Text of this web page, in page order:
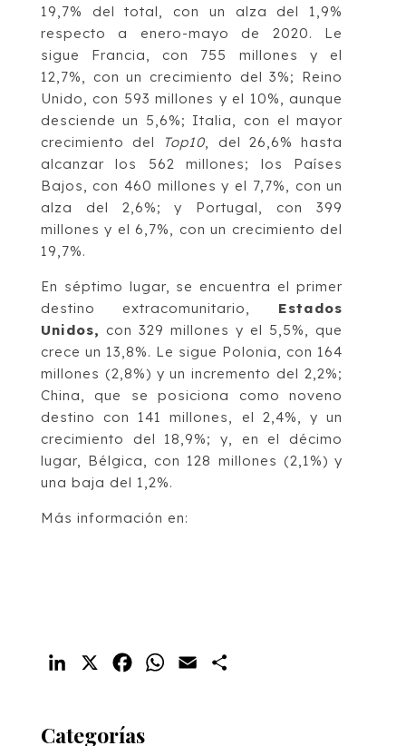
19,7% del total, con un alza del 1,9%
respecto a enero-mayo de 2020. Le
sigue Francia, con 755 millones y el
12,7%, con un crecimiento del 3%; Reino
Unido, con 593 millones y el 10%, aunque
desciende un 5,6%; Italia, con el mayor
crecimiento del
Top10, del 26,6% hasta
alcanzar los 562 millones; los Países
Bajos, con 460 millones y el 7,7%, con un
alza del 2,6%; y Portugal, con 399
millones y el 6,7%, con un crecimiento del
19,7%.
En séptimo lugar, se encuentra el primer
destino extracomunitario, Estados
Unidos, con 329 millones y el 5,5%, que
crece un 13,8%. Le sigue Polonia, con 164
millones (2,8%) y un incremento del 2,2%;
China, que se posiciona como noveno
destino con 141 millones, el 2,4%, y un
crecimiento del 18,9%; y, en el décimo
lugar, Bélgica, con 128 millones (2,1%) y
una baja del 1,2%.
Más información en:
LinkedIn FacebookWhatsApp
Email
Categorías